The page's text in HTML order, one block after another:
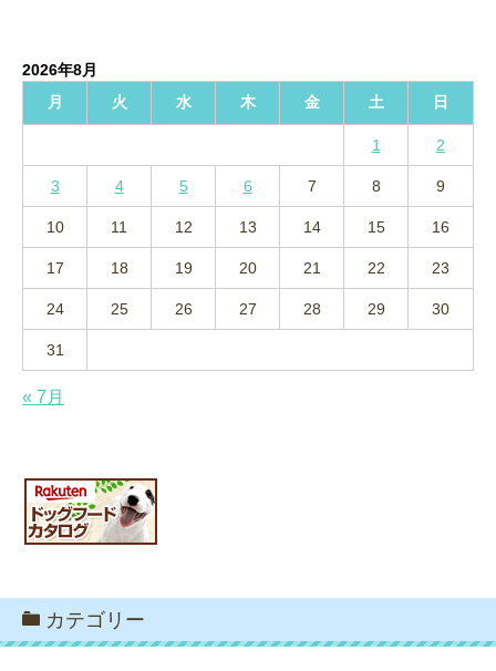
ブ
2026年8月
月
火 水 木 金 土 日
1 2
3 4 5 6 7 8 9
10 11 12 13 14 15 16
17 18 19 20 21 22 23
24 25 26 27 28 29 30
31
« 7月
カテゴリー